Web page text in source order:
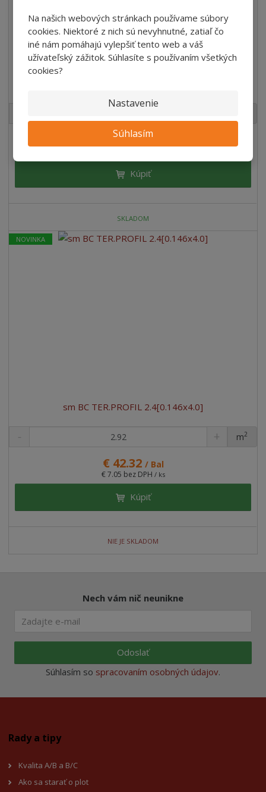
Na našich webových stránkach používame súbory
cookies. Niektoré z nich sú nevyhnutné, zatiaľ čo
iné nám pomáhajú vylepšiť tento web a váš
užívateľský zážitok. Súhlasíte s používaním všetkých
cookies?
Nastavenie
Súhlasím
€ 62.17
Kúpiť
SKLADOM
NOVINKA
sm BC TER.PROFIL 2.4[0.146x4.0]
€ 42.32 / Bal
€ 7.05 bez DPH / ks
ks
m2
Kúpiť
NIE JE SKLADOM
Nech vám nič neunikne
Odoslať
Súhlasím so spracovaním osobných údajov.
Rady a tipy
Kvalita A/B a B/C
Ako sa starať o plot